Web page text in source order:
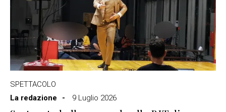
SPETTACOLO
La redazione
9 Luglio 2026